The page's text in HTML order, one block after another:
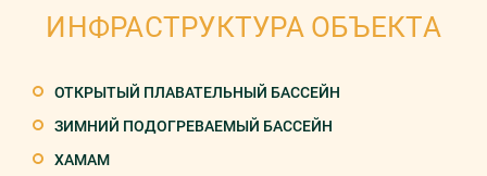
ИНФРАСТРУКТУРА ОБЪЕКТА
ОТКРЫТЫЙ ПЛАВАТЕЛЬНЫЙ БАССЕЙН
ЗИМНИЙ ПОДОГРЕВАЕМЫЙ БАССЕЙН
ХАМАМ